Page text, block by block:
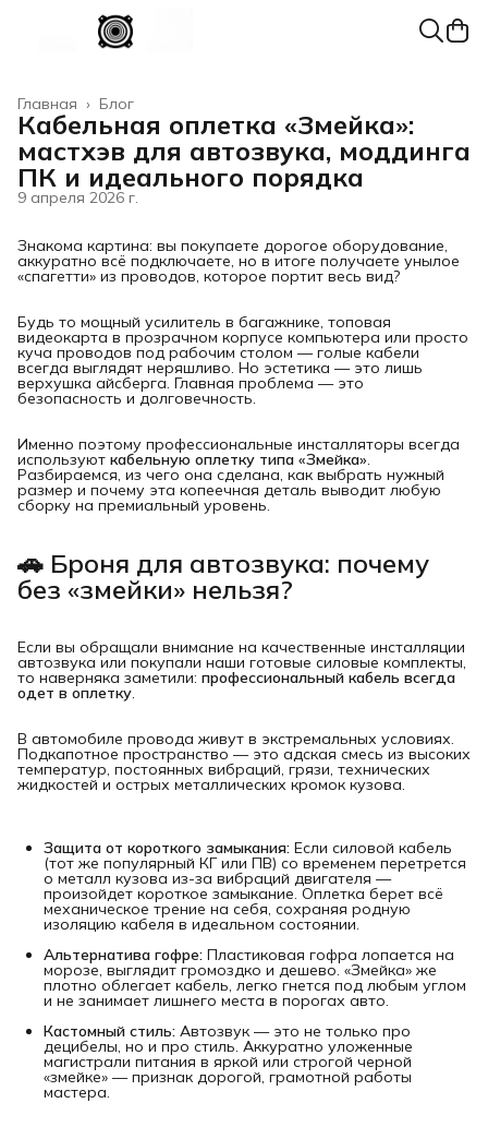
Блог
Главная ›
Кабельная оплетка «Змейка»:
мастхэв для автозвука, моддинга
ПК и идеального порядка
9 апреля 2026 г.
Знакома картина: вы покупаете дорогое оборудование,
аккуратно всё подключаете, но в итоге получаете унылое
«спагетти» из проводов, которое портит весь вид?
Будь то мощный усилитель в багажнике, топовая
видеокарта в прозрачном корпусе компьютера или просто
куча проводов под рабочим столом — голые кабели
всегда выглядят неряшливо. Но эстетика — это лишь
верхушка айсберга. Главная проблема — это
безопасность и долговечность.
Именно поэтому профессиональные инсталляторы всегда
используют кабельную оплетку типа «Змейка».
Разбираемся, из чего она сделана, как выбрать нужный
размер и почему эта копеечная деталь выводит любую
сборку на премиальный уровень.
🚗 Броня для автозвука: почему
без «змейки» нельзя?
Если вы обращали внимание на качественные инсталляции
автозвука или покупали наши готовые силовые комплекты,
то наверняка заметили: профессиональный кабель всегда
одет в оплетку.
В автомобиле провода живут в экстремальных условиях.
Подкапотное пространство — это адская смесь из высоких
температур, постоянных вибраций, грязи, технических
жидкостей и острых металлических кромок кузова.
Защита от короткого замыкания: Если силовой кабель
(тот же популярный КГ или ПВ) со временем перетрется
о металл кузова из-за вибраций двигателя —
произойдет короткое замыкание. Оплетка берет всё
механическое трение на себя, сохраняя родную
изоляцию кабеля в идеальном состоянии.
Альтернатива гофре: Пластиковая гофра лопается на
морозе, выглядит громоздко и дешево. «Змейка» же
плотно облегает кабель, легко гнется под любым углом
и не занимает лишнего места в порогах авто.
Кастомный стиль: Автозвук — это не только про
децибелы, но и про стиль. Аккуратно уложенные
магистрали питания в яркой или строгой черной
«змейке» — признак дорогой, грамотной работы
мастера.